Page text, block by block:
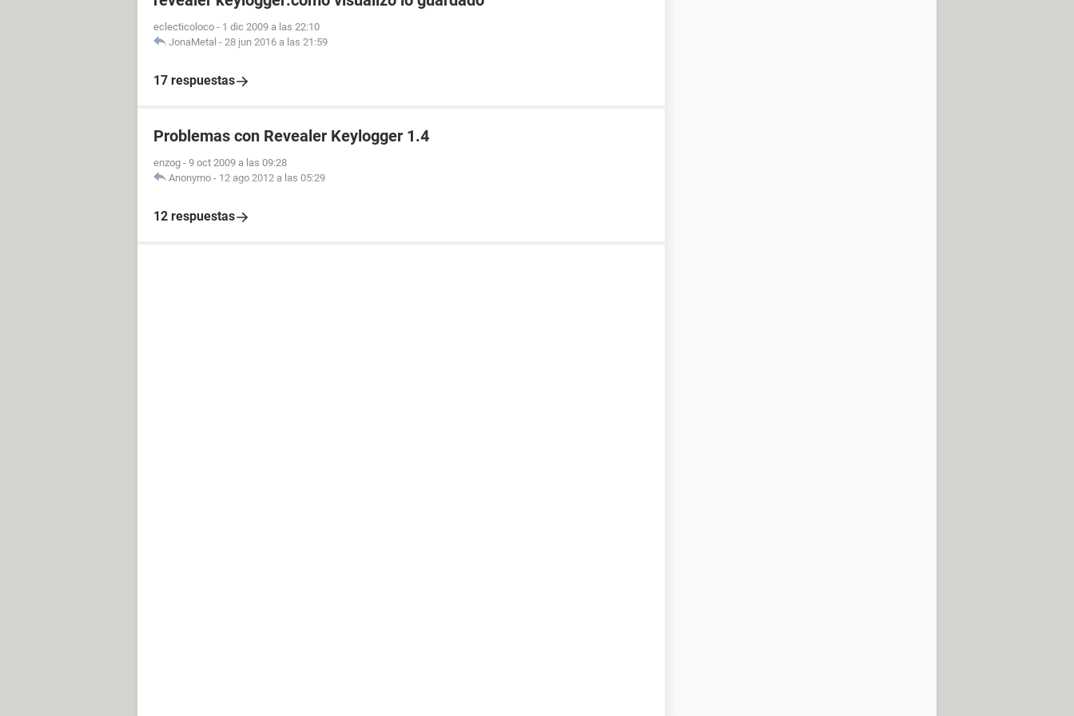
eclecticoloco - 1 dic 2009 a las 22:10
JonaMetal - 28 jun 2016 a las 21:59
17 respuestas
Problemas con Revealer Keylogger 1.4
enzog - 9 oct 2009 a las 09:28
Anonymo - 12 ago 2012 a las 05:29
12 respuestas